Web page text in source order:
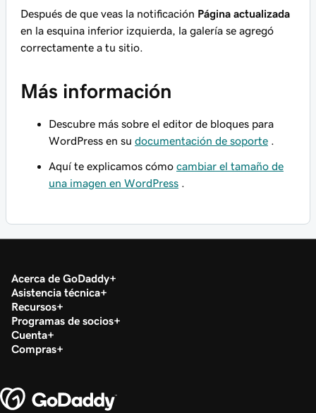
Después de que veas la notificación Página actualizada
en la esquina inferior izquierda, la galería se agregó
correctamente a tu sitio.
Más información
Descubre más sobre el editor de bloques para
WordPress en su documentación de soporte .
Aquí te explicamos cómo cambiar el tamaño de
una imagen en WordPress .
Acerca de GoDaddy
Asistencia técnica
Recursos
Programas de socios
Cuenta
Compras